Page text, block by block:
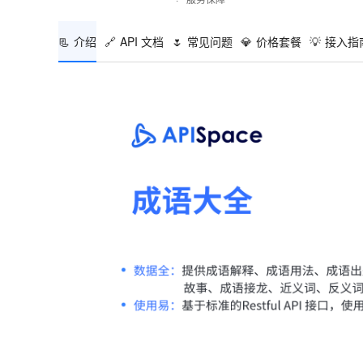
📃 介绍 🔗 API 文档 🌷 常见问题 💎 价格套餐 💡 接入指